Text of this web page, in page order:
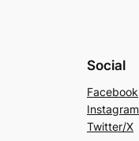
Social
Facebook
Instagram
Twitter/X